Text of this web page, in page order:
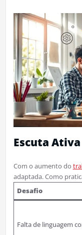
Escuta
Com o aumento do
adaptada. Como
Desafio
Falta de linguagem